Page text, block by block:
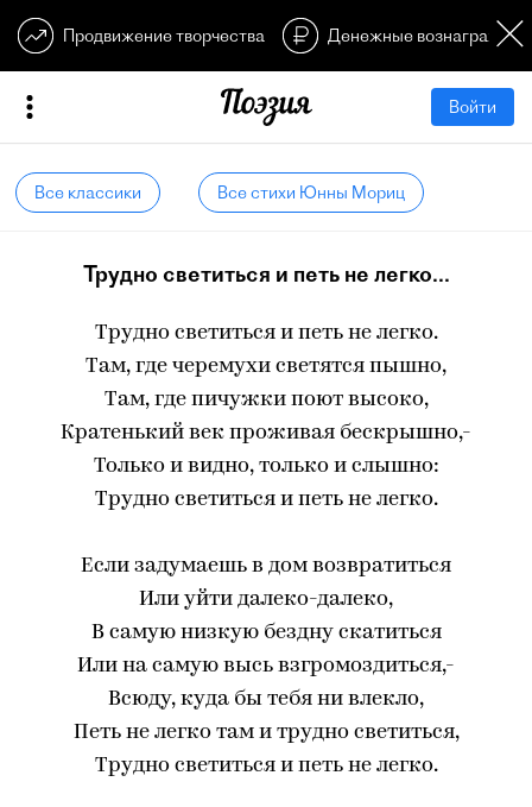
Продвижение творчества Денежные
Войти
Все классики Все стихи Юнны Мориц
Трудно светиться и петь не легко...
Трудно светиться и петь не легко.
Там, где черемухи светятся пышно,
Там, где пичужки поют высоко,
Кратенький век проживая бескрышно,-
Только и видно, только и слышно:
Трудно светиться и петь не легко.
Если задумаешь в дом возвратиться
Или уйти далеко-далеко,
В самую низкую бездну скатиться
Или на самую высь взгромоздиться,-
Всюду, куда бы тебя ни влекло,
Петь не легко там и трудно светиться,
Трудно светиться и петь не легко.